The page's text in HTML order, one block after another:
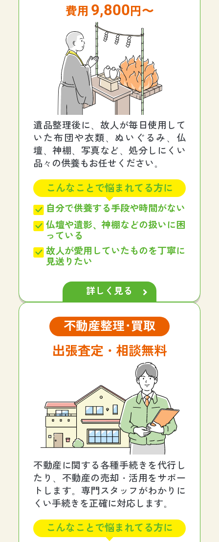
9,800 円〜
遺品整理後に、故人が毎日使用して
いた布団や衣類、ぬいぐるみ、仏
壇、神棚、写真など、処分しにくい
品々の供養もお任せください。
こんなことで悩まれてる方に
自分で供養する手段や時間がない
仏壇や遺影、神棚などの扱いに困
っている
故人が愛用していたものを丁寧に
見送りたい
詳しく見る
不動産整理･買取
出張査定・相談無料
不動産に関する各種手続きを代行し
たり、不動産の売却・活用をサポー
トします。専門スタッフがわかりに
くい手続きを正確に対応します。
こんなことで悩まれてる方に